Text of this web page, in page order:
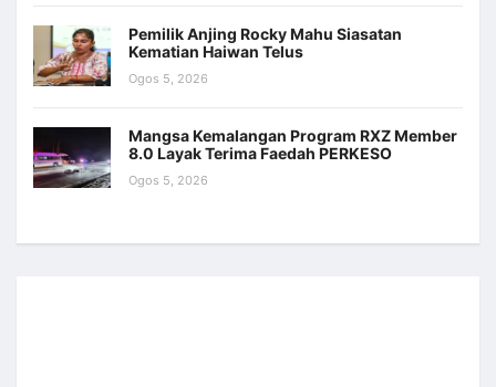
Pemilik Anjing Rocky Mahu Siasatan
Kematian Haiwan Telus
Ogos 5, 2026
Mangsa Kemalangan Program RXZ Member
8.0 Layak Terima Faedah PERKESO
Ogos 5, 2026